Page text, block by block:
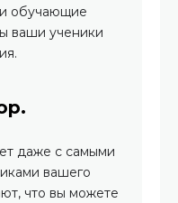
обучающие
ваши ученики
даже с самыми
вашего
что вы можете